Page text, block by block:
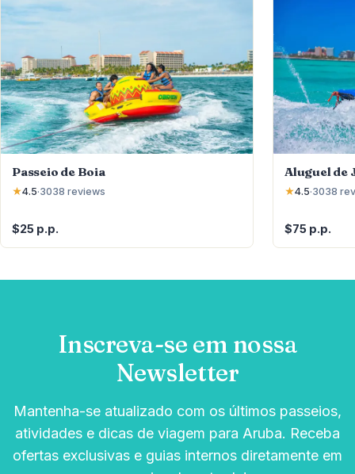
Passeio de Boia
★4.5·3038 reviews
$25 p.p.
Aluguel de
★4.5·3038
$75 p.p.
Inscreva-se em nossa
Newsletter
Mantenha-se atualizado com os últimos passeios,
atividades e dicas de viagem para Aruba. Receba
ofertas exclusivas e guias internos diretamente em